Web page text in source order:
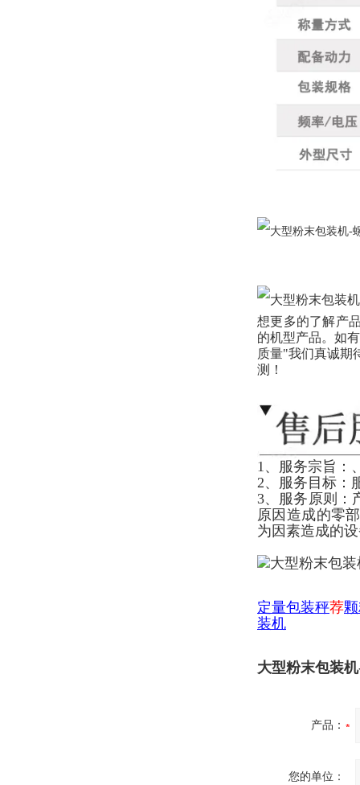
想更多的了解产
的机型产品。如
质量"我们真诚期
测！
1、服务宗旨：
2、服务目标：
3、服务原则：
原因造成的零
为因素造成的
定量包装秤荐
装机
大型粉末包装
产品：
您的单位：